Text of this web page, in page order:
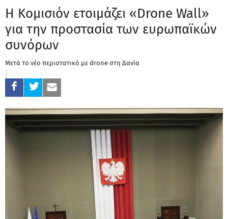
Η Κομισιόν ετοιμάζει «Drone Wall»
για την προστασία των ευρωπαϊκών
συνόρων
Μετά το νέο περιστατικό με drone στη Δανία